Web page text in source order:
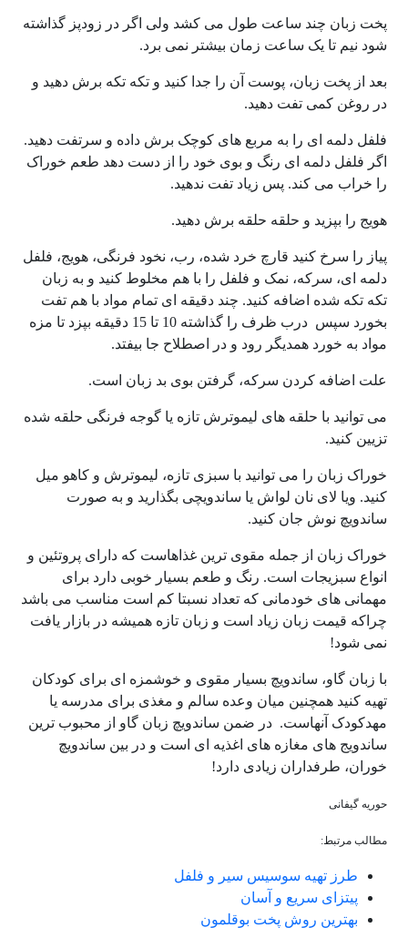
پخت زبان چند ساعت طول می کشد ولی اگر در زودپز گذاشته
شود نیم تا یک ساعت زمان بیشتر نمی برد.
بعد از پخت زبان، پوست آن را جدا کنید و تکه تکه برش دهید و
در روغن کمی تفت دهید.
فلفل دلمه ای را به مربع های کوچک برش داده و سرتفت دهید.
اگر فلفل دلمه ای رنگ و بوی خود را از دست دهد طعم خوراک
را خراب می کند. پس زیاد تفت ندهید.
هویج را بپزید و حلقه حلقه برش دهید.
پیاز را سرخ کنید قارچ خرد شده، رب، نخود فرنگی، هویج، فلفل
دلمه ای، سرکه، نمک و فلفل را با هم مخلوط کنید و به زبان
تکه تکه شده اضافه کنید. چند دقیقه ای تمام مواد با هم تفت
بخورد سپس درب ظرف را گذاشته 10 تا 15 دقیقه بپزد تا مزه
مواد به خورد همدیگر رود و در اصطلاح جا بیفتد.
علت اضافه کردن سرکه، گرفتن بوی بد زبان است.
می توانید با حلقه های لیموترش تازه یا گوجه فرنگی حلقه شده
تزیین کنید.
خوراک زبان را می توانید با سبزی تازه، لیموترش و کاهو میل
کنید. ویا لای نان لواش یا ساندویچی بگذارید و به صورت
ساندویچ نوش جان کنید.
خوراک زبان از جمله مقوی ترین غذاهاست که دارای پروتئین و
انواع سبزیجات است. رنگ و طعم بسیار خوبی دارد برای
مهمانی های خودمانی که تعداد نسبتا کم است مناسب می باشد
چراکه قیمت زبان زیاد است و زبان تازه همیشه در بازار یافت
نمی شود!
با زبان گاو، ساندویچ بسیار مقوی و خوشمزه ای برای کودکان
تهیه کنید همچنین میان وعده سالم و مغذی برای مدرسه یا
مهدکودک آنهاست. در ضمن ساندویچ زبان گاو از محبوب ترین
ساندویج های مغازه های اغذیه ای است و در بین ساندویچ
خوران، طرفداران زیادی دارد!
حوریه گیفانی
مطالب مرتبط :
طرز تهیه سوسیس سیر و فلفل
پیتزای سریع و آسان
بهترین روش پخت بوقلمون